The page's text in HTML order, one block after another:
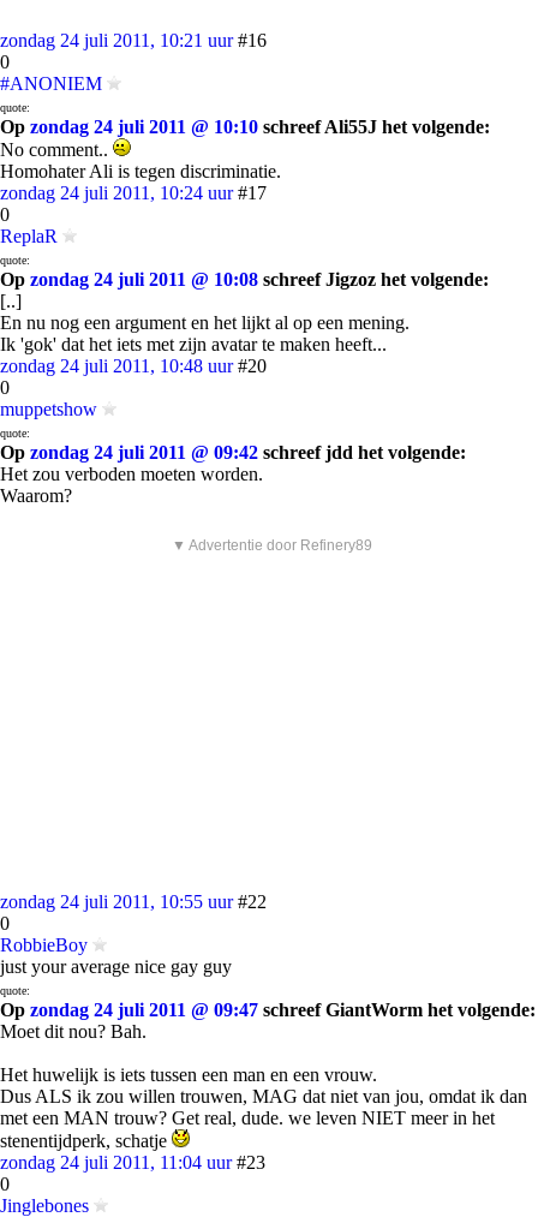
zondag 24 juli 2011, 10:21 uur #16
0
#ANONIEM
quote:
Op zondag 24 juli 2011 @ 10:10 schreef Ali55J het volgende:
No comment..
Homohater Ali is tegen discriminatie.
zondag 24 juli 2011, 10:24 uur #17
0
ReplaR
quote:
Op zondag 24 juli 2011 @ 10:08 schreef Jigzoz het volgende:
[..]
En nu nog een argument en het lijkt al op een mening.
Ik 'gok' dat het iets met zijn avatar te maken heeft...
zondag 24 juli 2011, 10:48 uur #20
0
muppetshow
quote:
Op zondag 24 juli 2011 @ 09:42 schreef jdd het volgende:
Het zou verboden moeten worden.
Waarom?
▼ Advertentie door Refinery89
zondag 24 juli 2011, 10:55 uur #22
0
RobbieBoy
just your average nice gay guy
quote:
Op zondag 24 juli 2011 @ 09:47 schreef GiantWorm het volgende:
Moet dit nou? Bah.
Het huwelijk is iets tussen een man en een vrouw.
Dus ALS ik zou willen trouwen, MAG dat niet van jou, omdat ik dan
met een MAN trouw? Get real, dude. we leven NIET meer in het
stenentijdperk, schatje
zondag 24 juli 2011, 11:04 uur #23
0
Jinglebones